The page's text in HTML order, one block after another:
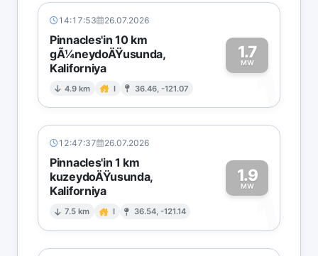
14:17:53 26.07.2026
Pinnacles'in 10 km
gÃ¼neydoÄŸusunda,
Kaliforniya
4.9 km I 36.46, -121.07
1.7
MW
1
12:47:37 26.07.2026
Pinnacles'in 1 km
kuzeydoÄŸusunda,
Kaliforniya
7.5 km I 36.54, -121.14
1.9
MW
1